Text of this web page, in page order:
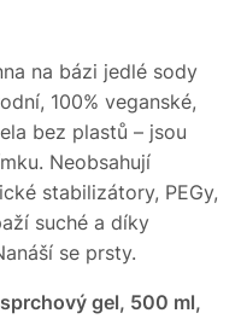
na bázi jedlé sody
100% veganské,
bez plastů – jsou
Neobsahují
stabilizátory, PEGy,
suché a díky
se prsty.
gel, 500 ml,